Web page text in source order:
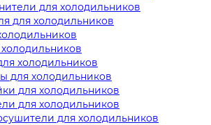
для холодильников
для холодильников
холодильников
для холодильников
для холодильников
для холодильников
для холодильников